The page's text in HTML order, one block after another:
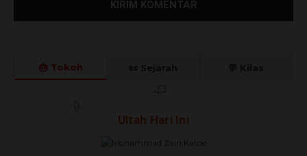
🎂 Tokoh
🎈
Ultah Hari Ini